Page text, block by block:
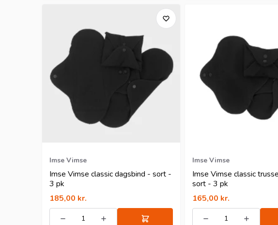
Imse Vimse
Imse Vimse classic dagsbind - sort -
3 pk
185,00 kr.
Imse Vimse
Imse Vimse classic
sort - 3 pk
165,00 kr.